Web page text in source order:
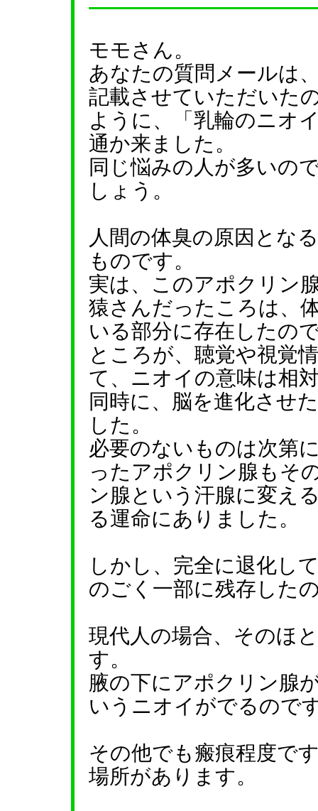
モモさん。
あなたの質問メールは
記載させていただいた
ように、「乳輪のニオ
通か来ました。
同じ悩みの人が多いの
しょう。
人間の体臭の原因とな
ものです。
実は、このアポクリン
猿さんだったころは、
いる部分に存在したの
ところが、聴覚や視覚
て、ニオイの意味は相
同時に、脳を進化させ
した。
必要のないものは次第
ったアポクリン腺もそ
ン腺という汗腺に変え
る運命にありました。
しかし、完全に退化し
のごく一部に残存した
現代人の場合、そのほ
す。
腋の下にアポクリン腺
いうニオイがでるので
その他でも瘢痕程度で
場所があります。